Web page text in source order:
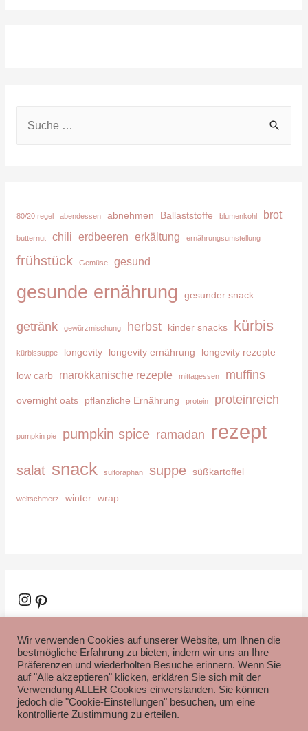
n
n
a
c
:
80/20 regel abendessen abnehmen Ballaststoffe blumenkohl brot
butternut chili erdbeeren erkältung ernährungsumstellung
frühstück Gemüse gesund
gesunde ernährung gesunder snack
getränk gewürzmischung herbst kinder snacks kürbis
kürbissuppe longevity longevity ernährung longevity rezepte
low carb marokkanische rezepte mittagessen muffins
overnight oats pflanzliche Ernährung protein proteinreich
pumpkin pie pumpkin spice ramadan rezept
salat snack sulforaphan suppe süßkartoffel
weltschmerz winter wrap
Instagram Pinterest
Impressum Datenschutzerklärung Disclaimer
Wir verwenden Cookies auf unserer Website, um Ihnen die
bestmögliche Erfahrung zu bieten, indem wir uns an Ihre
Präferenzen und wiederholten Besuche erinnern. Wenn Sie
auf "Alle akzeptieren" klicken, erklären Sie sich mit der
Verwendung ALLER Cookies einverstanden. Sie können
jedoch die "Cookie-Einstellungen" besuchen, um eine
kontrollierte Zustimmung zu erteilen.